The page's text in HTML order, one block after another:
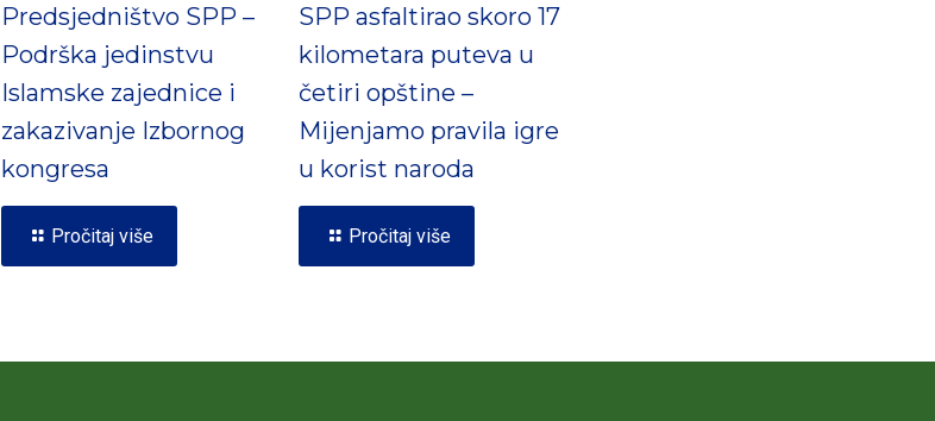
Predsjedništvo SPP –
Podrška jedinstvu
Islamske zajednice i
zakazivanje Izbornog
kongresa
Pročitaj više
SPP asfaltirao skoro 17
kilometara puteva u
četiri opštine –
Mijenjamo pravila igre
u korist naroda
Pročitaj više